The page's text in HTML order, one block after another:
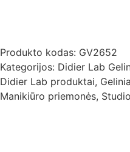
Produkto kodas: GV2652
Kategorijos: Didier Lab
Didier Lab produktai,
Manikiūro priemonės,